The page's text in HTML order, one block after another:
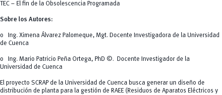
TEC – El fin de la Obsolescencia Programada
Sobre los Autores:
o Ing. Ximena Álvarez Palomeque, Mgt. Docente Investigadora de la Universidad
de Cuenca
o Ing. Mario Patricio Peña Ortega, PhD ©. Docente Investigador de la
Universidad de Cuenca
El proyecto SCRAP de la Universidad de Cuenca busca generar un diseño de
distribución de planta para la gestión de RAEE (Residuos de Aparatos Eléctricos y